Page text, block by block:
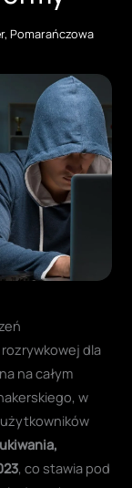
,Pomarańczowa
dla
na całym
w
, co stawia pod